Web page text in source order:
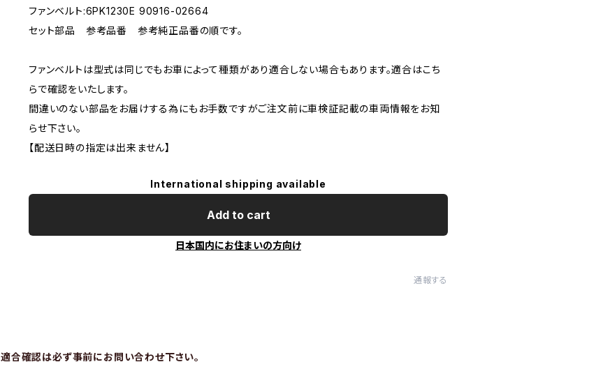
ファンベルト:6PK1230E 90916-02664
セット部品 参考品番 参考純正品番の順です。
ファンベルトは型式は同じでもお車によって種類があり適合しない場合もあります。適合はこち
らで確認をいたします。
間違いのない部品をお届けする為にもお手数ですがご注文前に車検証記載の車両情報をお知
らせ下さい。
【配送日時の指定は出来ません】
International shipping available
Add to cart
日本国内にお住まいの方向け
通報する
適合確認は必ず事前にお問い合わせ下さい。